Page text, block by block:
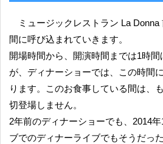
ミュージックレストラン La Donna 前で待機しつつ、開場時
間に呼び込まれていきます。
開場時間から、開演時間までは1時
が、ディナーショーでは、この時間
ります。このお食事している間は、
切登場しません。
2年前のディナーショーでも、2014
ブでのディナーライブでもそうだっ